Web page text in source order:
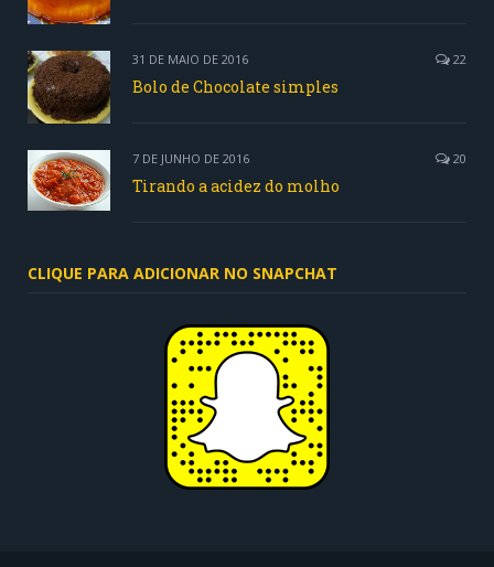
31 DE MAIO DE 2016 22
Bolo de Chocolate simples
7 DE JUNHO DE 2016 20
Tirando a acidez do molho
CLIQUE PARA ADICIONAR NO SNAPCHAT